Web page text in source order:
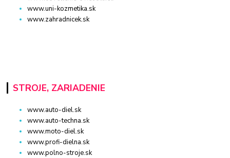
www.uni-kozmetika.sk
www.zahradnicek.sk
STROJE, ZARIADENIE
www.auto-diel.sk
www.auto-techna.sk
www.moto-diel.sk
www.profi-dielna.sk
www.polno-stroje.sk